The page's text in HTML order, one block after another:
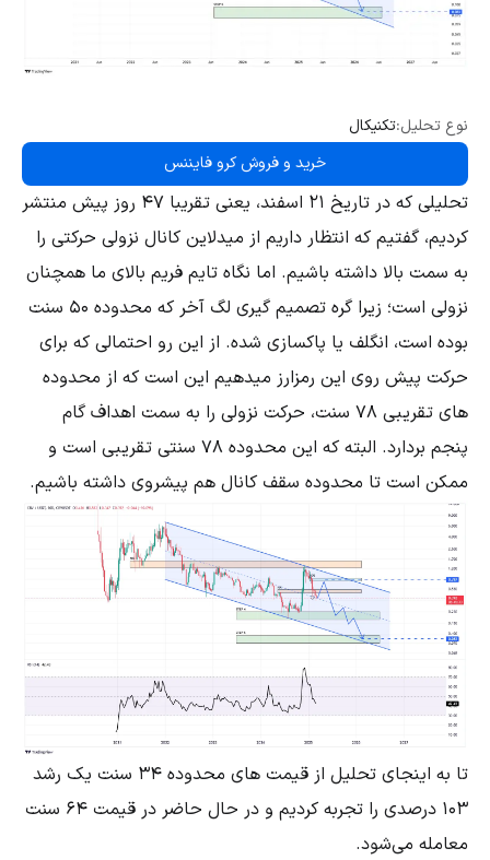
نوع تحلیل:تکنیکال
خرید و فروش کرو فایننس
تحلیلی که در تاریخ 21 اسفند، یعنی تقریبا 47 روز پیش منتشر
کردیم، گفتیم که انتظار داریم از میدلاین کانال نزولی حرکتی را
به سمت بالا داشته باشیم. اما نگاه تایم فریم بالای ما همچنان
نزولی است؛ زیرا گره تصمیم گیری لگ آخر که محدوده 50 سنت
بوده است، انگلف یا پاکسازی شده. از این رو احتمالی که برای
حرکت پیش روی این رمزارز میدهیم این است که از محدوده
های تقریبی 78 سنت، حرکت نزولی را به سمت اهداف گام
پنجم بردارد. البته که این محدوده 78 سنتی تقریبی است و
ممکن است تا محدوده سقف کانال هم پیشروی داشته باشیم.
تا به اینجای تحلیل از قیمت های محدوده 34 سنت یک رشد
103 درصدی را تجربه کردیم و در حال حاضر در قیمت 64 سنت
معامله می‌شود.